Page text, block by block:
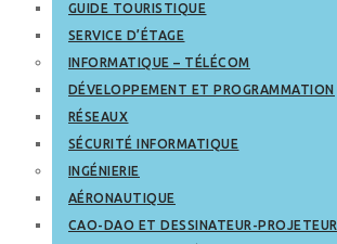
GUIDE TOURISTIQUE
SERVICE D’ÉTAGE
INFORMATIQUE – TÉLÉCOM
DÉVELOPPEMENT ET PROGRAMMATION
RÉSEAUX
SÉCURITÉ INFORMATIQUE
INGÉNIERIE
AÉRONAUTIQUE
CAO-DAO ET DESSINATEUR-PROJETEUR